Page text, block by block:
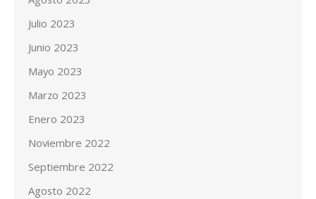
Julio 2023
Junio 2023
Mayo 2023
Marzo 2023
Enero 2023
Noviembre 2022
Septiembre 2022
Agosto 2022